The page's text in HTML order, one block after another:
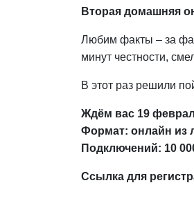
Вторая домашняя
Любим факты – за
минут честности,
В этот раз решили
Ждём вас 19
Формат: онлайн из
Подключений: 10
Ссылка для